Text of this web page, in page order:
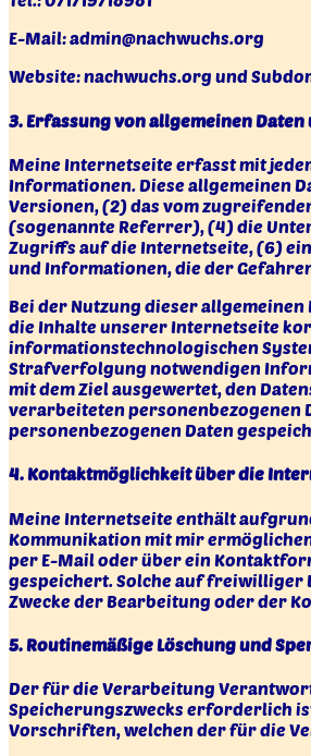
E-Mail: admin@nachwuchs.org
Website: nachwuchs.org und
3. Erfassung von allgemeinen
Meine Internetseite erfasst mit
Informationen. Diese allgemeinen
Versionen, (2) das vom
(sogenannte Referrer), (4) die
Zugriffs auf die Internetseite, (6)
und Informationen, die der
Bei der Nutzung dieser
die Inhalte unserer Internetseite
informationstechnologischen
Strafverfolgung notwendigen
mit dem Ziel ausgewertet, den
verarbeiteten personenbezogenen
personenbezogenen Daten
4. Kontaktmöglichkeit über die
Meine Internetseite enthält
Kommunikation mit mir
per E-Mail oder über ein
gespeichert. Solche auf freiwilliger
Zwecke der Bearbeitung oder der
5. Routinemäßige Löschung und
Der für die Verarbeitung
Speicherungszwecks erforderlich
Vorschriften, welchen der für die